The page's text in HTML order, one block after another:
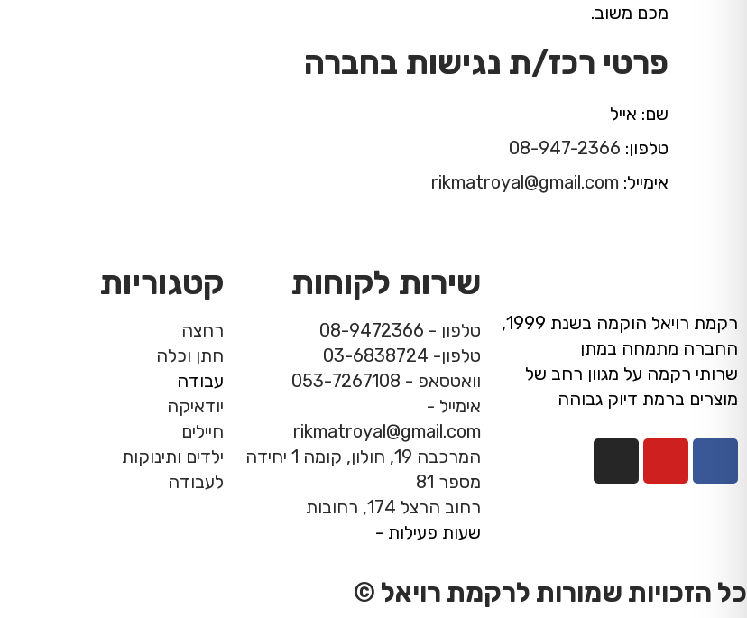
מכם משוב.
פרטי רכז/ת נגישות בחברה
שם: אייל
טלפון: 08-947-2366
אימייל: rikmatroyal@gmail.com
רקמת רויאל הוקמה בשנת 1999,
החברה מתמחה במתן
שרותי רקמה על מגוון רחב של
מוצרים ברמת דיוק גבוהה
שירות לקוחות
טלפון - 08-9472366
טלפון- 03-6838724
וואטסאפ - 053-7267108
אימייל -
rikmatroyal@gmail.com
המרכבה 19, חולון, קומה 1 יחידה
מספר 81
רחוב הרצל 174, רחובות
שעות פעילות -
קטגוריות
רחצה
חתן וכלה
עבודה
יודאיקה
חיילים
ילדים ותינוקות
לעבודה
כל הזכויות שמורות לרקמת רויאל ©